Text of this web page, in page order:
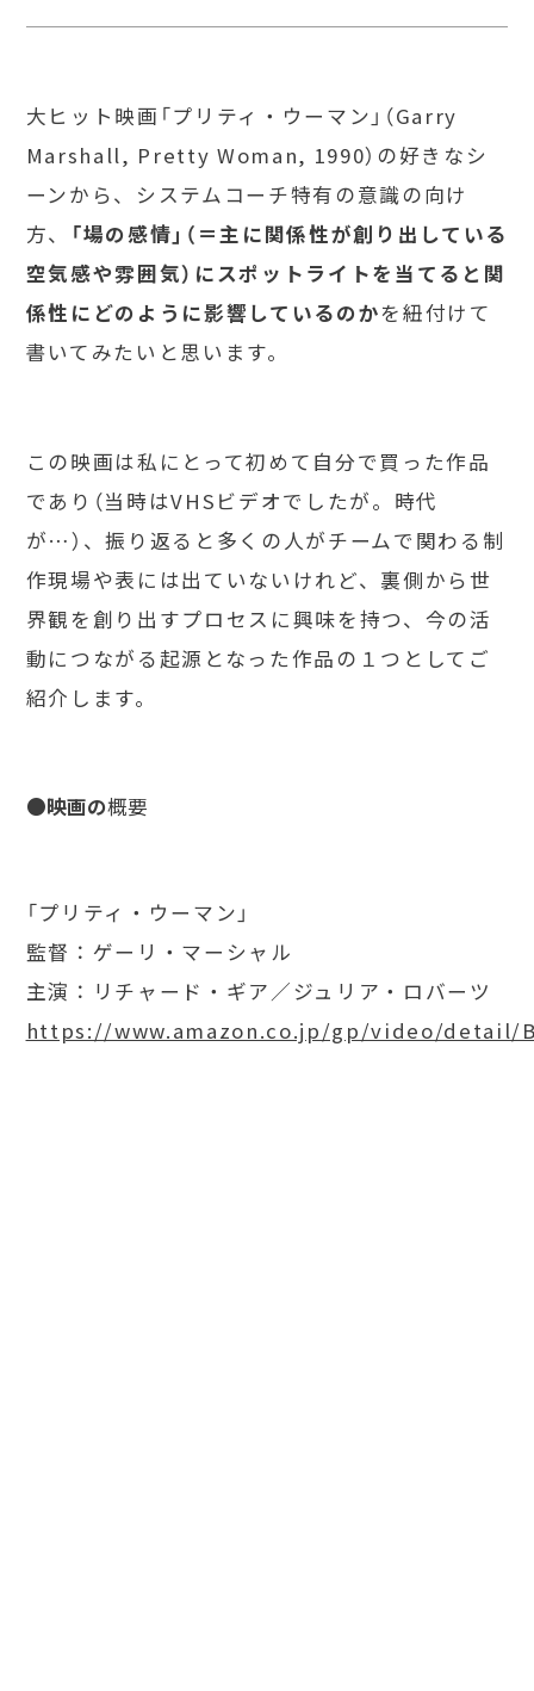
大ヒット映画「プリティ・ウーマン」（Garry
Marshall, Pretty Woman, 1990）の好きなシ
ーンから、システムコーチ特有の意識の向け
方、
「場の感情」（＝主に関係性が創り出している
空気感や雰囲気）にスポットライトを当てると関
係性にどのように影響しているのかを紐付けて
書いてみたいと思います。
この映画は私にとって初めて自分で買った作品
であり（当時はVHSビデオでしたが。時代
が…）、振り返ると多くの人がチームで関わる制
作現場や表には出ていないけれど、裏側から世
界観を創り出すプロセスに興味を持つ、今の活
動につながる起源となった作品の１つとしてご
紹介します。
●映画の概要
「プリティ・ウーマン」
監督：ゲーリ・マーシャル
主演：リチャード・ギア／ジュリア・ロバーツ
https://www.amazon.co.jp/gp/video/detail/